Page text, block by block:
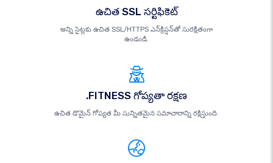
ఉచిత SSL సర్టిఫికెట్
అన్ని సైట్లకు ఉచిత SSL/HTTPS ఎన్‌క్రిప్షన్‌తో సురక్షితంగా
ఉండండి.
.FITNESS గోప్యతా రక్షణ
ఉచిత డొమైన్ గోప్యత మీ సున్నితమైన సమాచారాన్ని రక్షిస్తుంది.